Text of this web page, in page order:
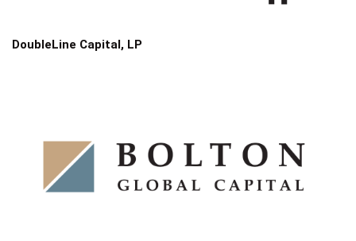
DoubleLine Capital, LP